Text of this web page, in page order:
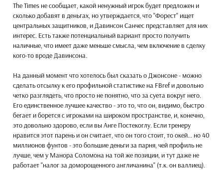
The Times не сообщает, какой ненужный игрок будет предложен и
сколько добавят в деньгах, но утверждается, что "Форест" ищет
центральных защитников, и Давинсон Санчес представляет для них
интерес. Есть также потенциальный вариант просто получить
наличные, что имеет даже меньше смысла, чем включение в сделку
кого-то вроде Давинсона.
На данный момент что хотелось был сказать о Джонсоне - можно
сделать отсылку к его профильной статистике на FBref и довольно
четко разглядеть, что просто не понятно, что за суета вокруг него.
Его единственное лучшее качество - это то, что он, видимо, быстро
бегает и борется с игроками на широком пространстве, и, конечно,
это довольно здорово, если вы Анге Постекоглу. Если тренеру
нравится этот парень и он считает, что он того стоит, то окей... но 40
миллионов фунтов - это большие деньги за парня, чей профиль не
лучше, чем у Манора Соломона на той же позиции, и тут даже не
работает "налог за доморощенного англичанина" (т.к. он валлиец).